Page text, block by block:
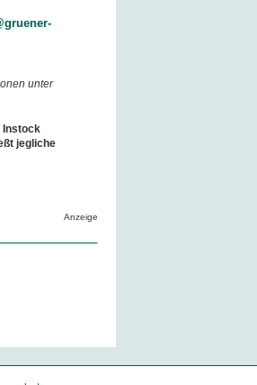
unter
Instock
jegliche
Anzeige